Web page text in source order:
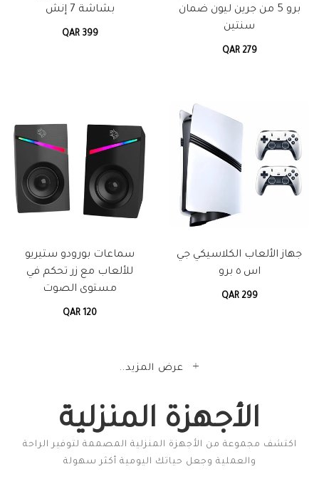
برو 5 من جرين ليون ضمان
سنتين
QAR 279
بشاشة 7 إنش
QAR 399
جهاز الألعاب الكلاسيكي جي
اس ٥ برو
QAR 299
سماعات بورودو ستيريو
للألعاب مع زر تحكم في
مستوى الصوت
QAR 120
عرض المزيد..
الأجهزة المنزلية
اكتشف مجموعة من الأجهزة المنزلية المصممة لتوفير الراحة
والعملية وجعل حياتك اليومية أكثر سهولة